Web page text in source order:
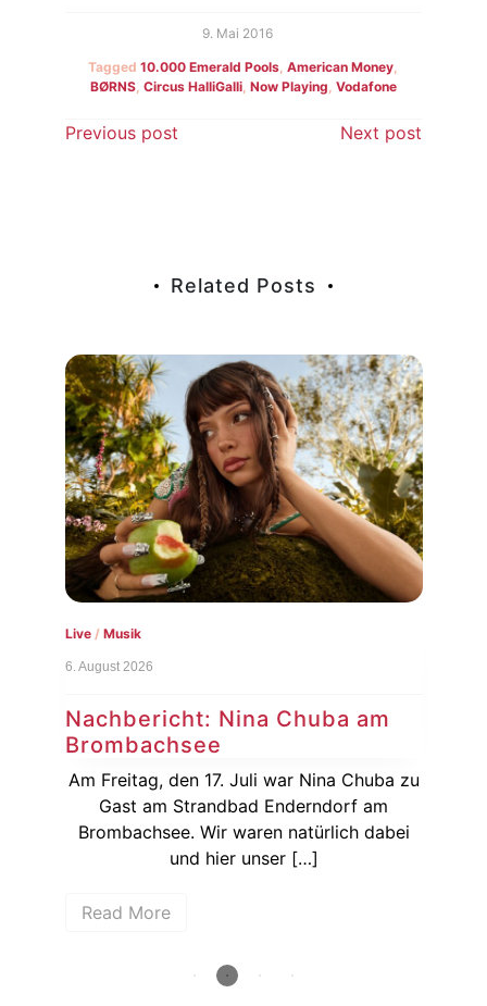
9. Mai 2016
Tagged10.000 Emerald Pools,American Money,
BØRNS, Circus HalliGalli, Now Playing, Vodafone
Beitragsnavigation
Previous post Next post
Related Posts
Live/ Musik
6. August 2026
Nachbericht: Nina Chuba am
Brombachsee
Am Freitag, den 17. Juli war Nina Chuba zu
Gast am Strandbad Enderndorf am
Brombachsee. Wir waren natürlich dabei
und hier unser […]
Read More